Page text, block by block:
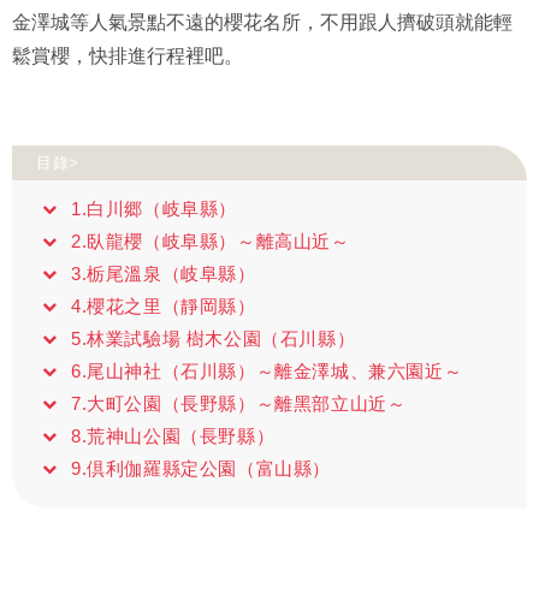
金澤城等人氣景點不遠的櫻花名所，不用跟人擠破頭就能輕
鬆賞櫻，快排進行程裡吧。
目錄>
1.白川郷（岐阜縣）
2.臥龍櫻（岐阜縣）～離高山近～
3.栃尾溫泉（岐阜縣）
4.櫻花之里（靜岡縣）
5.林業試驗場 樹木公園（石川縣）
6.尾山神社（石川縣）～離金澤城、兼六園近～
7.大町公園（長野縣）～離黑部立山近～
8.荒神山公園（長野縣）
9.倶利伽羅縣定公園（富山縣）